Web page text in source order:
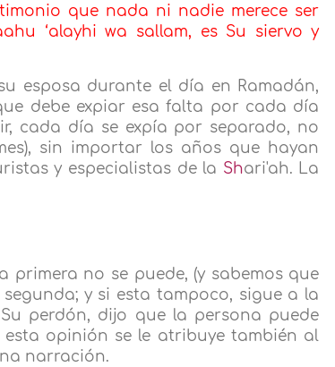
que nada ni nadie merece ser
‘alayhi wa sallam, es Su siervo y
esposa durante el día en Ramadán,
debe expiar esa falta por cada día
cada día se expía por separado, no
sin importar los años que hayan
y especialistas de la Shari'ah. La
primera no se puede, (y sabemos que
y si esta tampoco, sigue a la
perdón, dijo que la persona puede
opinión se le atribuye también al
narración.